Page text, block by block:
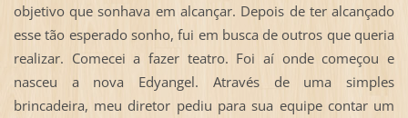
objetivo que sonhava em alcançar. Depois de ter alcançado
esse tão esperado sonho, fui em busca de outros que queria
realizar. Comecei a fazer teatro. Foi aí onde começou e
nasceu a nova Edyangel. Através de uma simples
brincadeira, meu diretor pediu para sua equipe contar um